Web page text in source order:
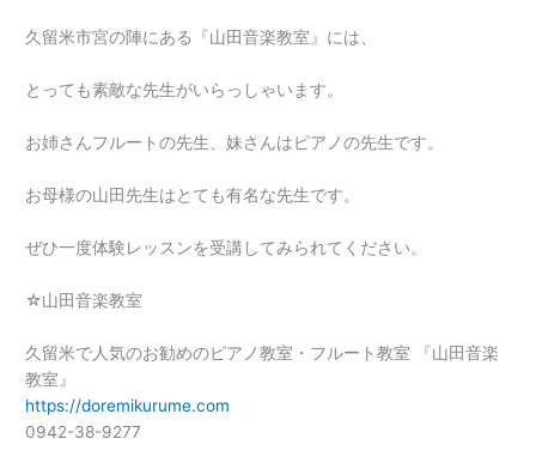
久留米市宮の陣にある『山田音楽教室』には、
とっても素敵な先生がいらっしゃいます。
お姉さんフルートの先生、妹さんはピアノの先生です。
お母様の山田先生はとても有名な先生です。
ぜひ一度体験レッスンを受講してみられてください。
☆山田音楽教室
久留米で人気のお勧めのピアノ教室・フルート教室 『山田音楽
教室』
https://doremikurume.com
0942-38-9277